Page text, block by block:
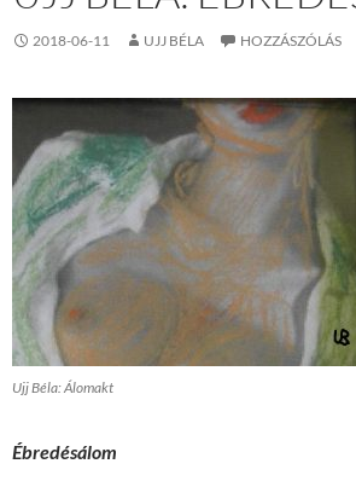
2018-06-11 UJJ BÉLA HOZZÁSZÓLÁS
Ujj Béla: Álomakt
Ébredésálom